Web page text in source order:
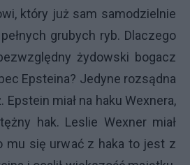
który już sam samodzielnie
grubych ryb. Dlaczego
żydowski bogacz
Epsteina? Jedyne rozsądna
miał na haku Wexnera,
hak. Leslie Wexner miał
mu się urwać z haka to jest z